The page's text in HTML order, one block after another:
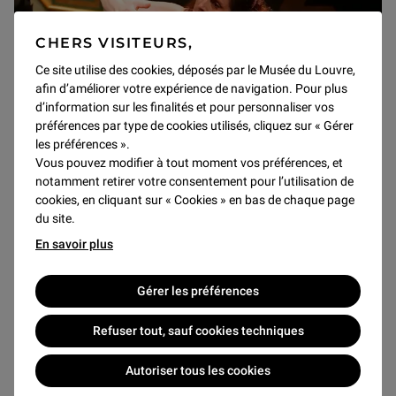
CHERS VISITEURS,
Ce site utilise des cookies, déposés par le Musée du Louvre,
afin d’améliorer votre expérience de navigation. Pour plus
d’information sur les finalités et pour personnaliser vos
préférences par type de cookies utilisés, cliquez sur « Gérer
les préférences ».
Vous pouvez modifier à tout moment vos préférences, et
notamment retirer votre consentement pour l’utilisation de
cookies, en cliquant sur « Cookies » en bas de chaque page
du site.
En savoir plus
Gérer les préférences
Refuser tout, sauf cookies techniques
Autoriser tous les cookies
Véronique Gens et Le Concert
d’Astrée, Emmanuelle Haïm
(direction) : "Les amazones
Concerts
à 20h
En ouverture de l’exposition « AMAZONES »,
l’Auditorium du Louvre est fier d’accueillir pour la
première fois l’amazone de la musique ancienne et deux
des artistes françaises les plus fêtées au monde !
Emmanuelle Haïm à la tête de son concert d’Astrée, et la